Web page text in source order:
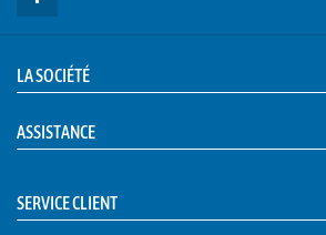
LA SOCIÉTÉ
ASSISTANCE
SERVICE CLIENT